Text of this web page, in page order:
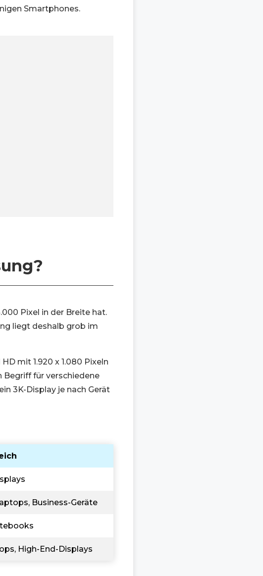
Smartphones.
Pixel in der Breite hat.
liegt deshalb grob im
mit 1.920 x 1.080 Pixeln
Begriff für verschiedene
3K-Display je nach Gerät
Business-Geräte
High-End-Displays